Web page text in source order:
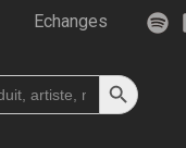
Echanges
Search Button